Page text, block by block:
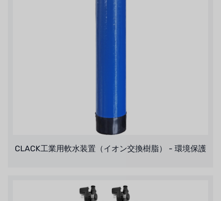
CLACK工業用軟水装置（イオン交換樹脂） - 環境保護